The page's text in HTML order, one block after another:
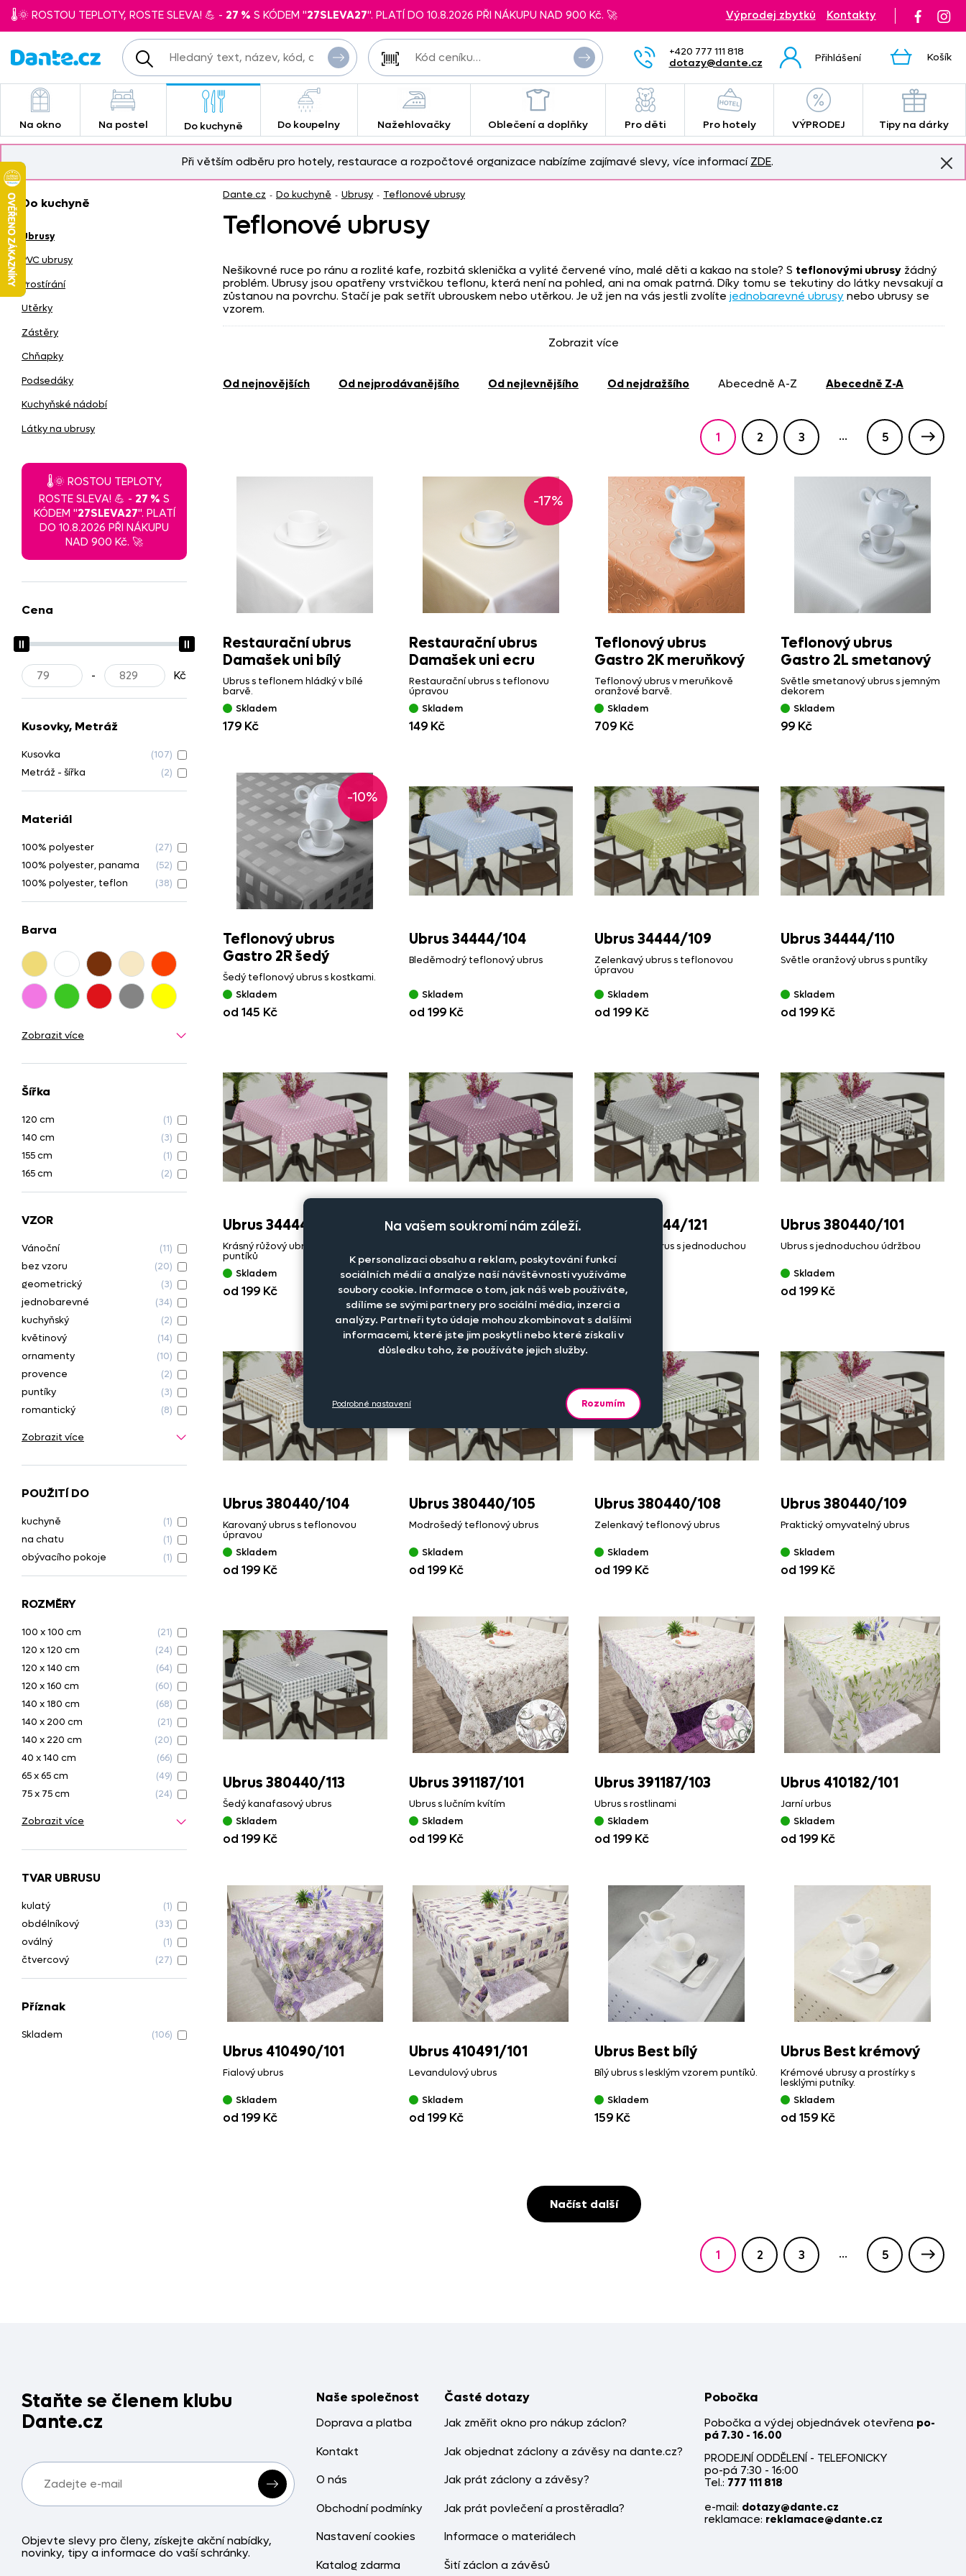
+420 777 111 818
dotazy@dante.cz
Přihlášení Košík
🌡️🌞 ROSTOU TEPLOTY, ROSTE SLEVA! 💪 - 27 % S KÓDEM "27SLEVA27". PLATÍ DO 10.8.2026 PŘI NÁKUPU NAD 900 Kč. 🚀 Výprodej zbytků Kontakty
Na okno Na postel Do kuchyně Do koupelny Nažehlovačky Oblečení a doplňky Pro děti Pro hotely VÝPRODEJ Tipy na dárky
Při větším odběru pro hotely, restaurace a rozpočtové organizace nabízíme zajímavé slevy, více informací ZDE.
Dante.cz - Do kuchyně - Ubrusy - Teflonové ubrusy
Teflonové ubrusy
Nešikovné ruce po ránu a rozlité kafe, rozbitá sklenička a vylité červené víno, malé děti a kakao na stole? S teflonovými ubrusy žádný
problém. Ubrusy jsou opatřeny vrstvičkou teflonu, která není na pohled, ani na omak patrná. Díky tomu se tekutiny do látky nevsakují a
zůstanou na povrchu. Stačí je pak setřít ubrouskem nebo utěrkou. Je už jen na vás jestli zvolíte jednobarevné ubrusy nebo ubrusy se
vzorem.
Zobrazit více
od nejnovějších od nejprodávanějšího od nejlevnějšího od nejdražšího abecedně A-Z abecedně Z-A
1 2 3 ... 5
Restaurační ubrus
Damašek uni bílý
Ubrus s teflonem hládký v bílé
barvě.
Skladem
179 Kč
-17%
Restaurační ubrus
Damašek uni ecru
Restaurační ubrus s teflonovu
úpravou
Skladem
149 Kč
Teflonový ubrus
Gastro 2K meruňkový
Teflonový ubrus v meruňkově
oranžové barvě.
Skladem
709 Kč
Teflonový ubrus
Gastro 2L smetanový
Světle smetanový ubrus s jemným
dekorem
Skladem
99 Kč
-10%
Teflonový ubrus
Gastro 2R šedý
Šedý teflonový ubrus s kostkami.
Skladem
od 145 Kč
Ubrus 34444/104
Bleděmodrý teflonový ubrus
Skladem
od 199 Kč
Ubrus 34444/109
Zelenkavý ubrus s teflonovou
úpravou
Skladem
od 199 Kč
Ubrus 34444/110
Světle oranžový ubrus s puntíky
Skladem
od 199 Kč
Ubrus 34444/
Krásný růžový ubrus s dekorem
puntíků
Skladem
od 199 Kč
Ubrus 34444/115
Skladem
od 199 Kč
Ubrus 34444/121
Světlešedý ubrus s jednoduchou
údržbou
Skladem
od 199 Kč
Ubrus 380440/101
Ubrus s jednoduchou údržbou
Skladem
od 199 Kč
Ubrus 380440/104
Karovaný ubrus s teflonovou
úpravou
Skladem
od 199 Kč
Ubrus 380440/105
Modrošedý teflonový ubrus
Skladem
od 199 Kč
Ubrus 380440/108
Zelenkavý teflonový ubrus
Skladem
od 199 Kč
Ubrus 380440/109
Praktický omyvatelný ubrus
Skladem
od 199 Kč
Ubrus 380440/113
Šedý kanafasový ubrus
Skladem
od 199 Kč
Ubrus 391187/101
Ubrus s lučním kvítím
Skladem
od 199 Kč
Ubrus 391187/103
Ubrus s rostlinami
Skladem
od 199 Kč
Ubrus 410182/101
Jarní urbus
Skladem
od 199 Kč
Ubrus 410490/101
Fialový ubrus
Skladem
od 199 Kč
Ubrus 410491/101
Levandulový ubrus
Skladem
od 199 Kč
Ubrus Best bílý
Bílý ubrus s lesklým vzorem puntíků.
Skladem
159 Kč
Ubrus Best krémový
Krémové ubrusy a prostírky s
lesklými putníky.
Skladem
od 159 Kč
Načíst další
1 2 3 ... 5
Do kuchyně
Ubrusy
PVC ubrusy
Prostírání
Utěrky
Zástěry
Chňapky
Podsedáky
Kuchyňské nádobí
Látky na ubrusy
🌡️🌞 ROSTOU TEPLOTY,
ROSTE SLEVA! 💪 - 27 % S
KÓDEM "27SLEVA27". PLATÍ
DO 10.8.2026 PŘI NÁKUPU
NAD 900 Kč. 🚀
Cena
- Kč
Kusovky, Metráž
Kusovka
(107)
Metráž - šířka
(2)
Materiál
100% polyester
(27)
100% polyester, panama
(52)
100% polyester, teflon
(38)
Barva
Zobrazit více
Šířka
120 cm
(1)
140 cm
(3)
155 cm
(1)
165 cm
(2)
VZOR
Vánoční
(11)
bez vzoru
(20)
geometrický
(3)
jednobarevné
(34)
kuchyňský
(2)
květinový
(14)
ornamenty
(10)
provence
(2)
puntíky
(3)
romantický
(8)
Zobrazit více
POUŽITÍ DO
kuchyně
(1)
na chatu
(1)
obývacího pokoje
(1)
ROZMĚRY
100 x 100 cm
(21)
120 x 120 cm
(24)
120 x 140 cm
(64)
120 x 160 cm
(60)
140 x 180 cm
(68)
140 x 200 cm
(21)
140 x 220 cm
(20)
40 x 140 cm
(66)
65 x 65 cm
(49)
75 x 75 cm
(24)
Zobrazit více
TVAR UBRUSU
kulatý
(1)
obdélníkový
(33)
oválný
(1)
čtvercový
(27)
Příznak
Skladem (106)
Staňte se členem klubu
Dante.cz
Objevte slevy pro členy, získejte akční nabídky,
novinky, tipy a informace do vaší schránky.
Naše společnost
Doprava a platba
Kontakt
O nás
Obchodní podmínky
Nastavení cookies
Katalog zdarma
Časté dotazy
Jak změřit okno pro nákup záclon?
Jak objednat záclony a závěsy na dante.cz?
Jak prát záclony a závěsy?
Jak prát povlečení a prostěradla?
Informace o materiálech
Šití záclon a závěsů
Pobočka
Pobočka a výdej objednávek otevřena po-
pá 7.30 - 16.00
PRODEJNÍ ODDĚLENÍ - TELEFONICKY
po-pá 7:30 - 16:00
Tel.: 777 111 818
e-mail: dotazy@dante.cz
reklamace: reklamace@dante.cz
Na vašem soukromí nám záleží.
K personalizaci obsahu a reklam, poskytování funkcí
sociálních médií a analýze naší návštěvnosti využíváme
soubory cookie. Informace o tom, jak náš web používáte,
sdílíme se svými partnery pro sociální média, inzerci a
analýzy. Partneři tyto údaje mohou zkombinovat s dalšími
informacemi, které jste jim poskytli nebo které získali v
důsledku toho, že používáte jejich služby.
Rozumím
Podrobné nastavení